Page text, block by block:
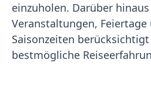
einzuholen. Darüber
Veranstaltungen,
Saisonzeiten
bestmögliche